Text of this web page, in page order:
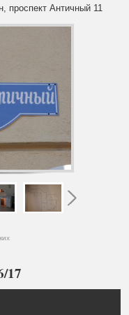
проспект Античный 11
17